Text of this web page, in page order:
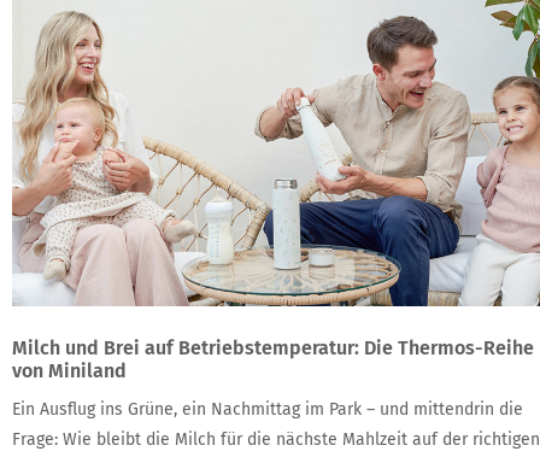
Milch und Brei auf Betriebstemperatur: Die Thermos-Reihe
von Miniland
Ein Ausflug ins Grüne, ein Nachmittag im Park – und mittendrin die
Frage: Wie bleibt die Milch für die nächste Mahlzeit auf der richtigen